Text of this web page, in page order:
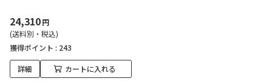
24,310円
(送料別・税込)
獲得ポイント : 243
詳細 カートに入れる